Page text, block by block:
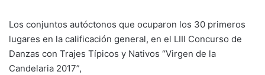
Los conjuntos autóctonos que ocuparon los 30 primeros
lugares en la calificación general, en el LIII Concurso de
Danzas con Trajes Típicos y Nativos “Virgen de la
Candelaria 2017”,